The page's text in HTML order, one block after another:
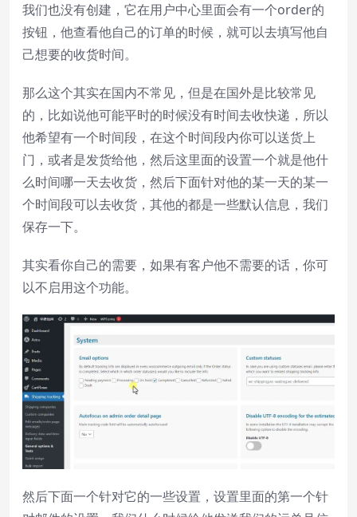
我们也没有创建，它在用户中心里面会有一个order的
按钮，他查看他自己的订单的时候，就可以去填写他自
己想要的收货时间。
那么这个其实在国内不常见，但是在国外是比较常见
的，比如说他可能平时的时候没有时间去收快递，所以
他希望有一个时间段，在这个时间段内你可以送货上
门，或者是发货给他，然后这里面的设置一个就是他什
么时间哪一天去收货，然后下面针对他的某一天的某一
个时间段可以去收货，其他的都是一些默认信息，我们
保存一下。
其实看你自己的需要，如果有客户他不需要的话，你可
以不启用这个功能。
然后下面一个针对它的一些设置，设置里面的第一个针